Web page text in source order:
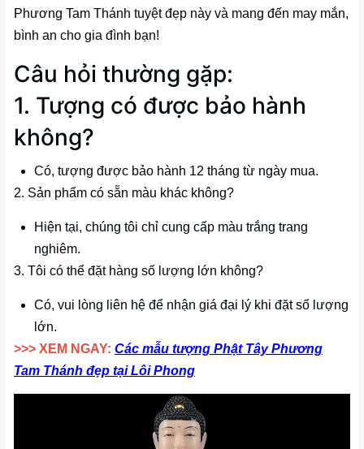
Phương Tam Thánh tuyệt đẹp này và mang đến may mắn,
bình an cho gia đình bạn!
Câu hỏi thường gặp:
1. Tượng có được bảo hành
không?
Có, tượng được bảo hành 12 tháng từ ngày mua.
2. Sản phẩm có sẵn màu khác không?
Hiện tại, chúng tôi chỉ cung cấp màu trắng trang
nghiêm.
3. Tôi có thể đặt hàng số lượng lớn không?
Có, vui lòng liên hệ để nhận giá đại lý khi đặt số lượng
lớn.
>>> XEM NGAY: Các mẫu tượng Phật Tây Phương
Tam Thánh đẹp tại Lôi Phong